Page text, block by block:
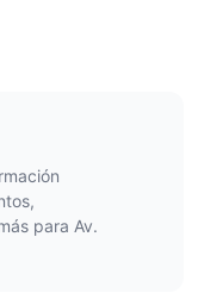
para Av.